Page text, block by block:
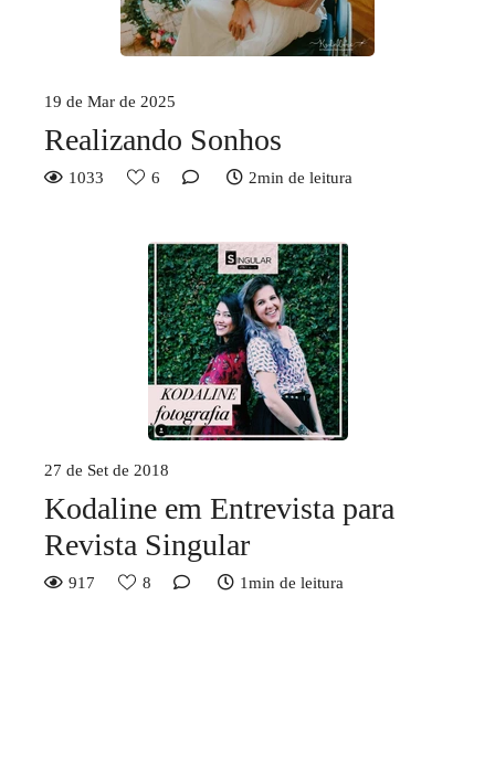
19 de Mar de 2025
Realizando Sonhos
1033 6 2min de leitura
27 de Set de 2018
Kodaline em Entrevista para
Revista Singular
917 8 1min de leitura